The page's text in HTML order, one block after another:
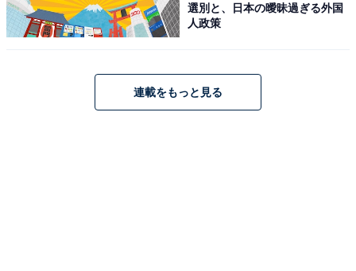
選別と、日本の曖昧過ぎる外国
人政策
連載をもっと見る